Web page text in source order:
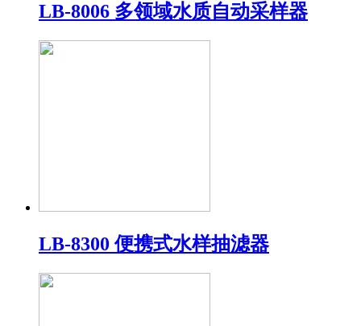
LB-8006 多领域水质自动采样器
LB-8300 便携式水样抽滤器